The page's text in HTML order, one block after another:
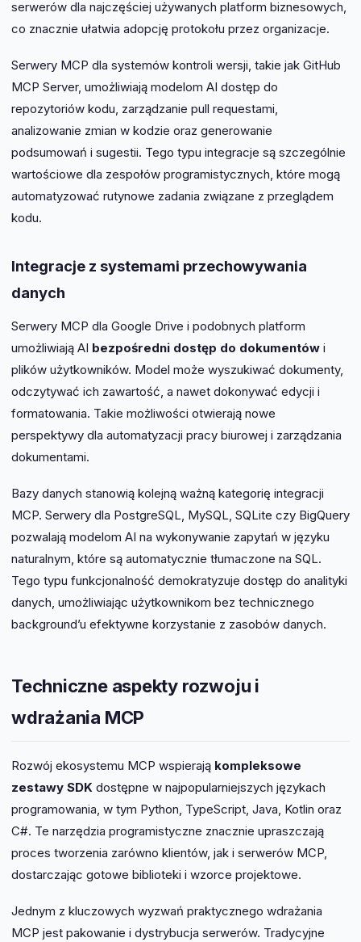
serwerów dla najczęściej używanych platform biznesowych,
co znacznie ułatwia adopcję protokołu przez organizacje.
Serwery MCP dla systemów kontroli wersji, takie jak GitHub
MCP Server, umożliwiają modelom AI dostęp do
repozytoriów kodu, zarządzanie pull requestami,
analizowanie zmian w kodzie oraz generowanie
podsumowań i sugestii. Tego typu integracje są szczególnie
wartościowe dla zespołów programistycznych, które mogą
automatyzować rutynowe zadania związane z przeglądem
kodu.
Integracje z systemami przechowywania
danych
Serwery MCP dla Google Drive i podobnych platform
umożliwiają AI bezpośredni dostęp do dokumentów i
plików użytkowników. Model może wyszukiwać dokumenty,
odczytywać ich zawartość, a nawet dokonywać edycji i
formatowania. Takie możliwości otwierają nowe
perspektywy dla automatyzacji pracy biurowej i zarządzania
dokumentami.
Bazy danych stanowią kolejną ważną kategorię integracji
MCP. Serwery dla PostgreSQL, MySQL, SQLite czy BigQuery
pozwalają modelom AI na wykonywanie zapytań w języku
naturalnym, które są automatycznie tłumaczone na SQL.
Tego typu funkcjonalność demokratyzuje dostęp do analityki
danych, umożliwiając użytkownikom bez technicznego
background’u efektywne korzystanie z zasobów danych.
Techniczne aspekty rozwoju i
wdrażania MCP
Rozwój ekosystemu MCP wspierają kompleksowe
zestawy SDK dostępne w najpopularniejszych językach
programowania, w tym Python, TypeScript, Java, Kotlin oraz
C#. Te narzędzia programistyczne znacznie upraszczają
proces tworzenia zarówno klientów, jak i serwerów MCP,
dostarczając gotowe biblioteki i wzorce projektowe.
Jednym z kluczowych wyzwań praktycznego wdrażania
MCP jest pakowanie i dystrybucja serwerów. Tradycyjne